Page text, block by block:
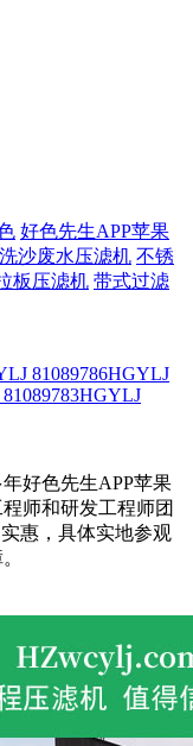
好色先生APP苹果
洗沙废水压滤机 不锈
板压滤机 带式过滤
81089786HGYLJ
HGYLJ
好色先生APP苹果
程师和研发工程师团
惠，具体实地参观